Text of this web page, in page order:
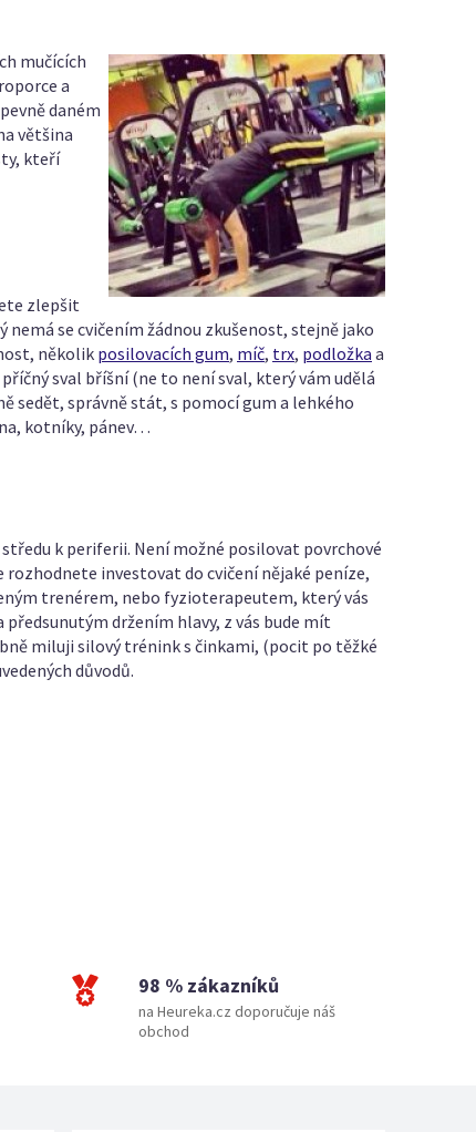
mučících
a
daném
většina
kteří
zlepšit
se cvičením žádnou zkušenost, stejně jako
několik posilovacích gum, míč, trx, podložka a
sval bříšní (ne to není sval, který vám udělá
sedět, správně stát, s pomocí gum a lehkého
kotníky, pánev…
k periferii. Není možné posilovat povrchové
rozhodnete investovat do cvičení nějaké peníze,
trenérem, nebo fyzioterapeutem, který vás
držením hlavy, z vás bude mít
miluji silový trénink s činkami, (pocit po těžké
důvodů.
98 % zákazníků
na Heureka.cz doporučuje náš
obchod